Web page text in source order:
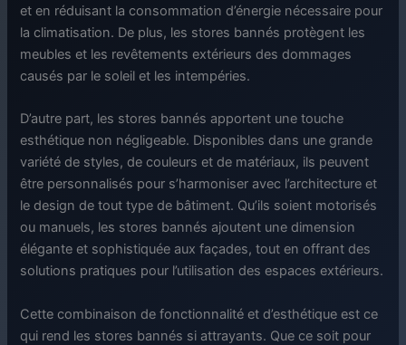
et en réduisant la consommation d’énergie nécessaire pour
la climatisation. De plus, les stores bannés protègent les
meubles et les revêtements extérieurs des dommages
causés par le soleil et les intempéries.
D’autre part, les stores bannés apportent une touche
esthétique non négligeable. Disponibles dans une grande
variété de styles, de couleurs et de matériaux, ils peuvent
être personnalisés pour s’harmoniser avec l’architecture et
le design de tout type de bâtiment. Qu’ils soient motorisés
ou manuels, les stores bannés ajoutent une dimension
élégante et sophistiquée aux façades, tout en offrant des
solutions pratiques pour l’utilisation des espaces extérieurs.
Cette combinaison de fonctionnalité et d’esthétique est ce
qui rend les stores bannés si attrayants. Que ce soit pour